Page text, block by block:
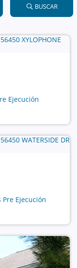
BUSCAR
Ejecución
Pre Ejecución